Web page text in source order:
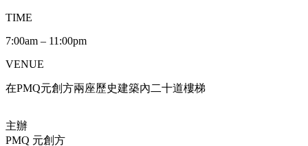
TIME
7:00am – 11:00pm
VENUE
在PMQ元創方兩座歷史建築內二十道樓梯
主辦
PMQ 元創方